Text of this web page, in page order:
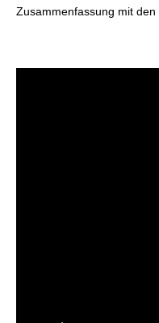
Zusammenfassung mit